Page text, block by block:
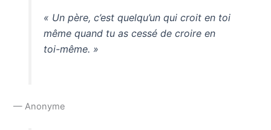
« Un père, c’est quelqu’un qui croit en toi
même quand tu as cessé de croire en
toi-même. »
— Anonyme